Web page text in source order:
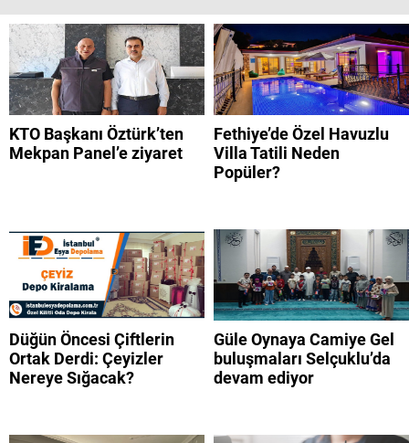
KTO Başkanı Öztürk’ten
Mekpan Panel’e ziyaret
Fethiye’de Özel Havuzlu
Villa Tatili Neden
Popüler?
Düğün Öncesi Çiftlerin
Ortak Derdi: Çeyizler
Nereye Sığacak?
Güle Oynaya Camiye Gel
buluşmaları Selçuklu’da
devam ediyor